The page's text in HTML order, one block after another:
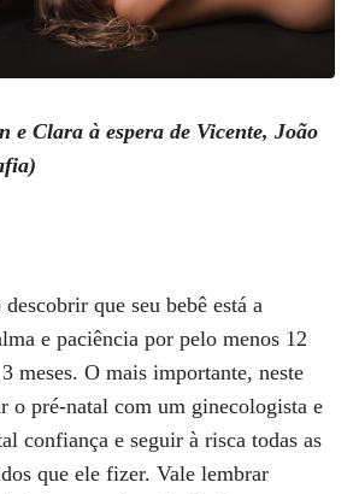
e Clara à espera de Vicente, João
que seu bebê está a
e paciência por pelo menos 12
meses. O mais importante, neste
o pré-natal com um ginecologista e
confiança e seguir à risca todas as
que ele fizer. Vale lembrar